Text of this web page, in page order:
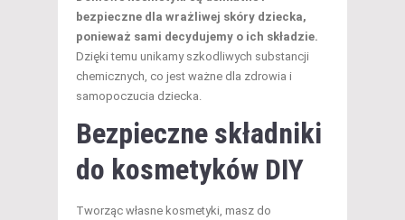
bezpieczne dla wrażliwej skóry dziecka,
ponieważ sami decydujemy o ich składzie.
Dzięki temu unikamy szkodliwych substancji
chemicznych, co jest ważne dla zdrowia i
samopoczucia dziecka.
Bezpieczne składniki
do kosmetyków DIY
Tworząc własne kosmetyki, masz do